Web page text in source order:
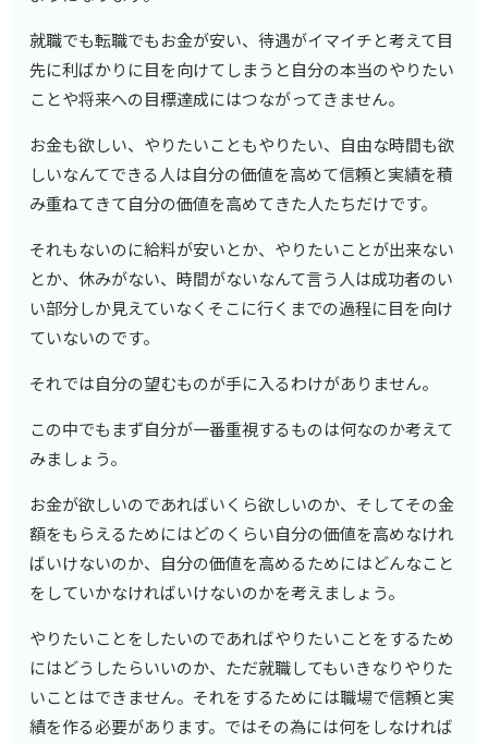
就職でも転職でもお金が安い、待遇がイマイチと考えて目
先に利ばかりに目を向けてしまうと自分の本当のやりたい
ことや将来への目標達成にはつながってきません。
お金も欲しい、やりたいこともやりたい、自由な時間も欲
しいなんてできる人は自分の価値を高めて信頼と実績を積
み重ねてきて自分の価値を高めてきた人たちだけです。
それもないのに給料が安いとか、やりたいことが出来ない
とか、休みがない、時間がないなんて言う人は成功者のい
い部分しか見えていなくそこに行くまでの過程に目を向け
ていないのです。
それでは自分の望むものが手に入るわけがありません。
この中でもまず自分が一番重視するものは何なのか考えて
みましょう。
お金が欲しいのであればいくら欲しいのか、そしてその金
額をもらえるためにはどのくらい自分の価値を高めなけれ
ばいけないのか、自分の価値を高めるためにはどんなこと
をしていかなければいけないのかを考えましょう。
やりたいことをしたいのであればやりたいことをするため
にはどうしたらいいのか、ただ就職してもいきなりやりた
いことはできません。それをするためには職場で信頼と実
績を作る必要があります。ではその為には何をしなければ